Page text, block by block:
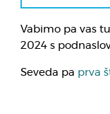
Vabimo pa vas
2024 s
Seveda pa prva